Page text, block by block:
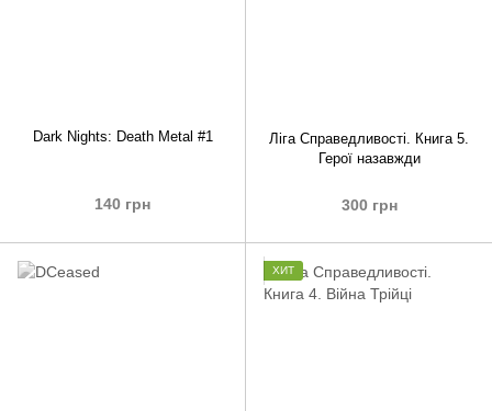
Dark Nights: Death Metal #1
140 грн
Ліга Справедливості. Книга 5.
Герої назавжди
300 грн
ХИТ